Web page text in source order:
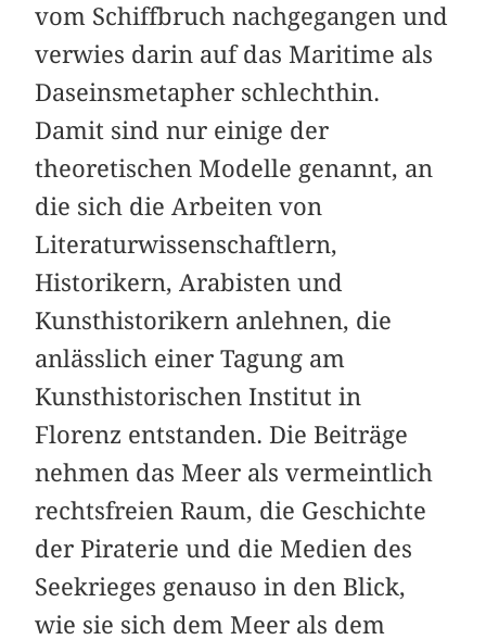
vom Schiffbruch nach­gegangen und
verwies darin auf das Maritime als
Daseinsmetapher schlechthin.
Damit sind nur einige der
theoretischen Modelle genannt, an
die sich die Arbeiten von
Literaturwissenschaftlern,
Historikern, Arabisten und
Kunsthistorikern anlehnen, die
anlässlich einer Tagung am
Kunsthistorischen Institut in
Florenz entstanden. Die Beiträge
nehmen das Meer als vermeintlich
rechtsfreien Raum, die Geschichte
der Piraterie und die Medien des
Seekrieges genauso in den Blick,
wie sie sich dem Meer als dem